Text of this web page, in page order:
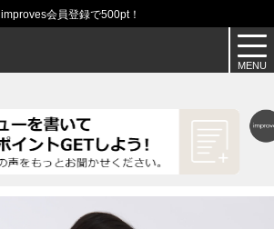
improves会員登録で500pt！